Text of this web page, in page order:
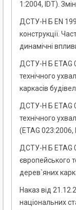
1:2004, IDТ).
ДСТУ-Н Б EN
конструкції.
динамічні
ДСТУ-Н Б ETAG
технічного
каркасів
ДСТУ-Н Б ETAG
технічного
(ETAG 023:2006,
ДСТУ-Н Б ETAG
європейського
дерев`яних
Наказ від
національних